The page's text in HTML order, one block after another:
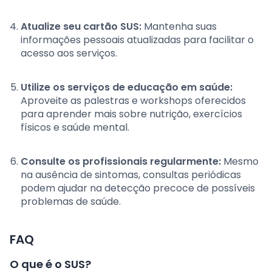
Atualize seu cartão SUS: Mantenha suas
informações pessoais atualizadas para facilitar o
acesso aos serviços.
Utilize os serviços de educação em saúde:
Aproveite as palestras e workshops oferecidos
para aprender mais sobre nutrição, exercícios
físicos e saúde mental.
Consulte os profissionais regularmente: Mesmo
na ausência de sintomas, consultas periódicas
podem ajudar na detecção precoce de possíveis
problemas de saúde.
FAQ
O que é o SUS?